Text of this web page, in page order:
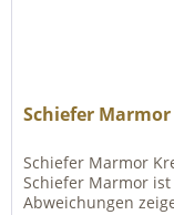
Schiefer
Schiefer Marmor
Schiefer Marmor
Abweichungen